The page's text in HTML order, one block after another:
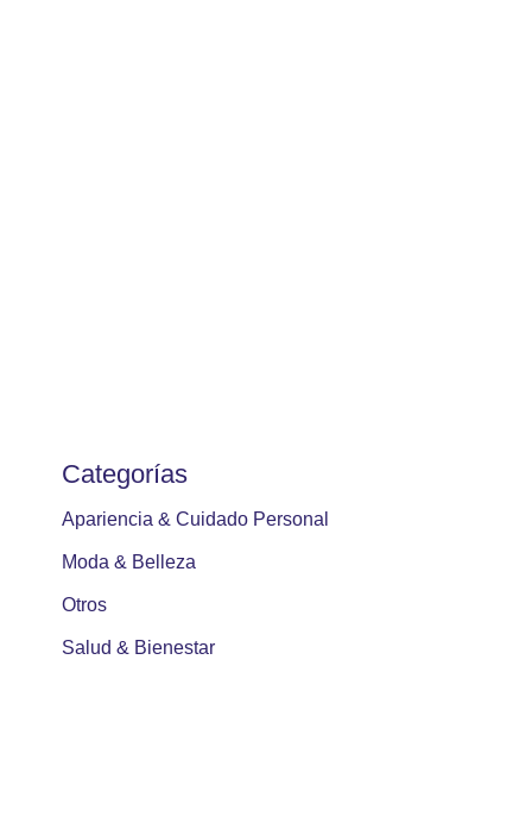
Categorías
Apariencia & Cuidado Personal
Moda & Belleza
Otros
Salud & Bienestar